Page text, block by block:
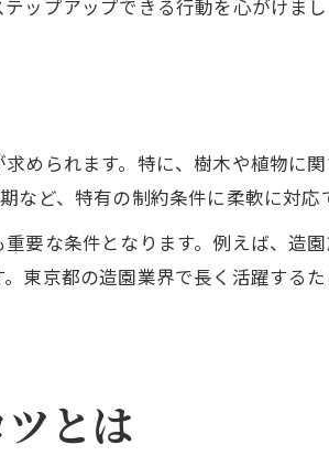
ップアップできる行動を心がけま
められます。特に、樹木や植物に
ど、特有の制約条件に柔軟に対応
要な条件となります。例えば、造
東京都の造園業界で長く活躍する
とは